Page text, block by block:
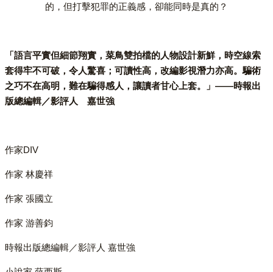
的，但打擊犯罪的正義感，卻能同時是真的？
「語言平實但細節翔實，菜鳥雙拍檔的人物設計新鮮，時空線索
套得牢不可破，令人驚喜；可讀性高，改編影視潛力亦高。騙術
之巧不在高明，難在騙得感人，讓讀者甘心上套。」——時報出
版總編輯／影評人 嘉世強
作家DIV
作家 林慶祥
作家 張國立
作家 游善鈞
時報出版總編輯／影評人 嘉世強